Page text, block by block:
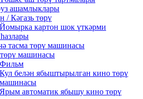
ашамлыклары
/ Кәгазь төрү
Йомырка картон шок үткәрми
тасма төрү машинасы
машинасы
Фильм
Кул белән ябыштырылган кино төрү
машинасы
Ярым автоматик ябышу кино төрү